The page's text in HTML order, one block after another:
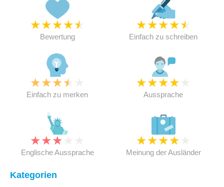
★★★★★
Bewertung
★★★★★
Einfach zu schreiben
★★★★
Einfach zu merken
★★★★
Aussprache
★★★
Englische Aussprache
★★★★
Meinung der Ausländer
Kategorien